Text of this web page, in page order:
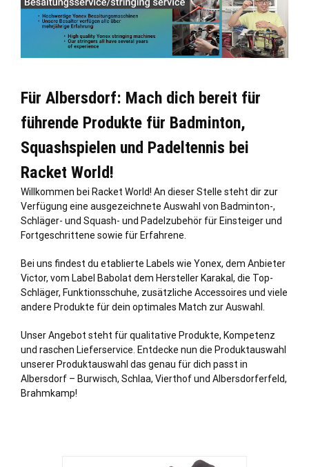
Für Albersdorf: Mach dich bereit für
führende Produkte für Badminton,
Squashspielen und Padeltennis bei
Racket World!
Willkommen bei Racket World! An dieserStelle steht dir zur
Verfügung eine ausgezeichnete Auswahl von Badminton-,
Schläger- und Squash- und Padelzubehör für Einsteiger und
Fortgeschrittene sowie für Erfahrene.
Bei uns findest du etablierte Labels wie Yonex, dem Anbieter
Victor, vom Label Babolat dem Hersteller Karakal, die Top-
Schläger, Funktionsschuhe, zusätzliche Accessoires und viele
andere Produkte für dein optimales Match zur Auswahl.
Unser Angebot steht für qualitative Produkte, Kompetenz
und raschen Lieferservice. Entdecke nun die Produktauswahl
unserer Produktauswahl das genau für dich passt in
Albersdorf – Burwisch, Schlaa, Vierthof und Albersdorferfeld,
Brahmkamp!